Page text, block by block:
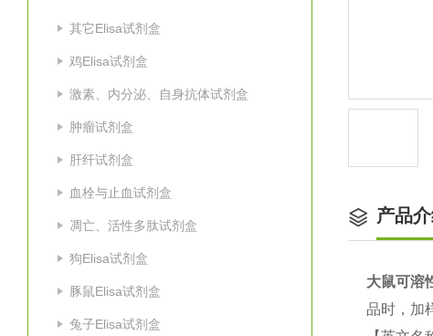
其它Elisa试剂盒
鸡Elisa试剂盒
激素、内分泌、自身抗体试剂盒
肿瘤试剂盒
肝纤试剂盒
血栓与止血试剂盒
凋亡、活性多肽试剂盒
狗Elisa试剂盒
豚鼠Elisa试剂盒
兔子Elisa试剂盒
产品
大鼠可溶
品时，加